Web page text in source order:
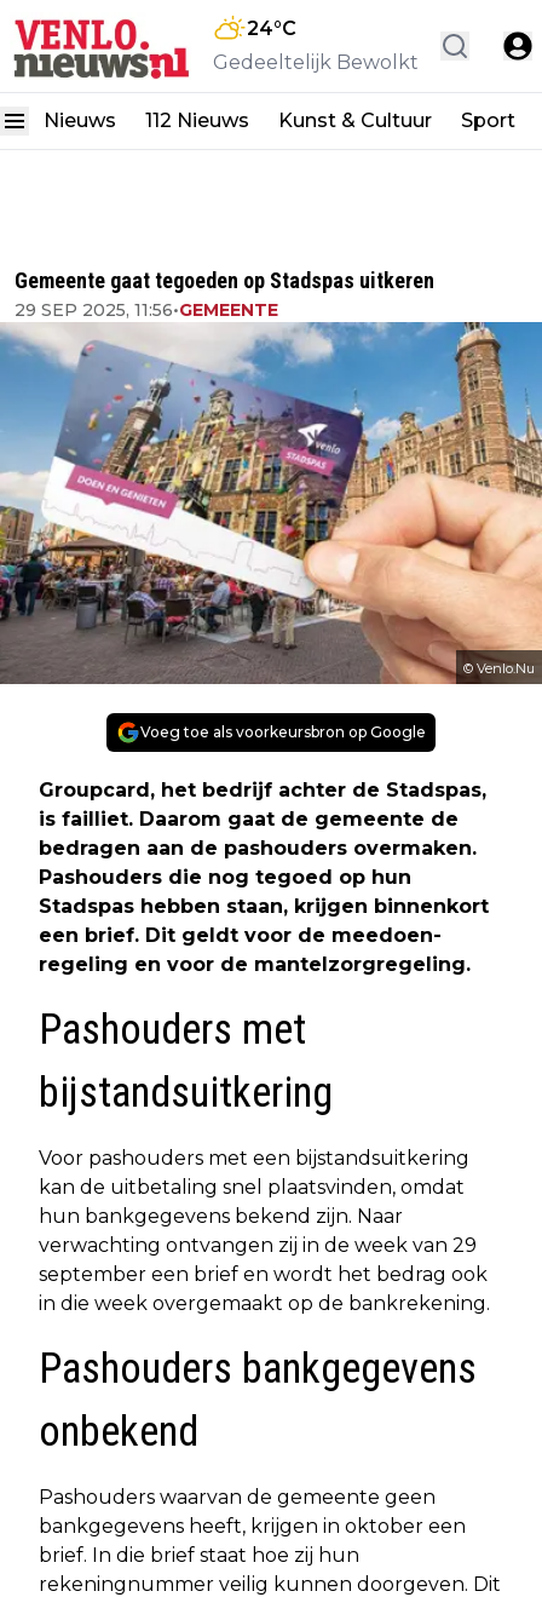
24°C
Gedeeltelijk Bewolkt
Nieuws 112 Nieuws Kunst & Cultuur Sport
Gemeente gaat tegoeden op Stadspas uitkeren
29 SEP 2025, 11:56•GEMEENTE
© Venlo.Nu
Voeg toe als voorkeursbron op Google
Groupcard, het bedrijf achter de Stadspas,
is failliet. Daarom gaat de gemeente de
bedragen aan de pashouders overmaken.
Pashouders die nog tegoed op hun
Stadspas hebben staan, krijgen binnenkort
een brief. Dit geldt voor de meedoen-
regeling en voor de mantelzorgregeling.
Pashouders met
bijstandsuitkering
Voor pashouders met een bijstandsuitkering
kan de uitbetaling snel plaatsvinden, omdat
hun bankgegevens bekend zijn. Naar
verwachting ontvangen zij in de week van 29
september een brief en wordt het bedrag ook
in die week overgemaakt op de bankrekening.
Pashouders bankgegevens
onbekend
Pashouders waarvan de gemeente geen
bankgegevens heeft, krijgen in oktober een
brief. In die brief staat hoe zij hun
rekeningnummer veilig kunnen doorgeven. Dit